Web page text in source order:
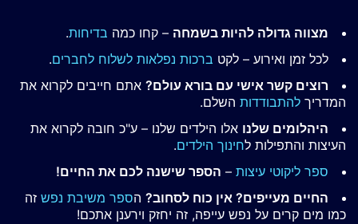
מצווה גדולה להיות בשמחה – קחו כמה בדיחות.
לכל זמן ואירוע – לקט ברכות נפלאות לשלוח לחברים.
רוצים קשר אישי עם בורא עולם? אתם חייבים לקרוא את
המדריך להתבודדות השלם.
היהלומים שלנו אלו הילדים שלנו – ע"כ חובה לקרוא את
העיצות והתפילות לחינוך הילדים.
ספר ליקוטי עיצות – הספר שישנה לכם את החיים!
החיים מעייפים? אין כוח לסחוב? הספר משיבת נפש זה
כמו מים קרים על נפש עייפה, זה יחזק וירענן אתכם!